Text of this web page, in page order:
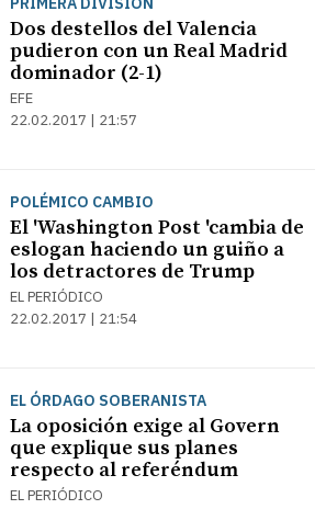
Dos destellos del Valencia
pudieron con un Real Madrid
dominador (2-1)
EFE
22.02.2017 | 21:57
POLÉMICO CAMBIO
El 'Washington Post 'cambia de
eslogan haciendo un guiño a
los detractores de Trump
EL PERIÓDICO
22.02.2017 | 21:54
EL ÓRDAGO SOBERANISTA
La oposición exige al Govern
que explique sus planes
respecto al referéndum
EL PERIÓDICO